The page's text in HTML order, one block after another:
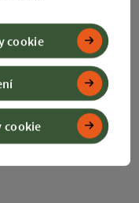
cookie
cookie